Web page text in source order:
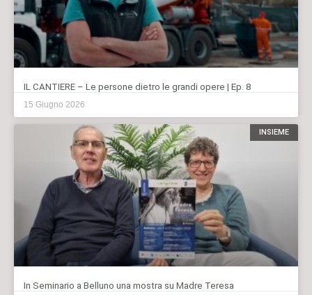
IL CANTIERE – Le persone dietro le grandi opere | Ep. 8
15 Giugno 2026
INSIEME
In Seminario a Belluno una mostra su Madre Teresa